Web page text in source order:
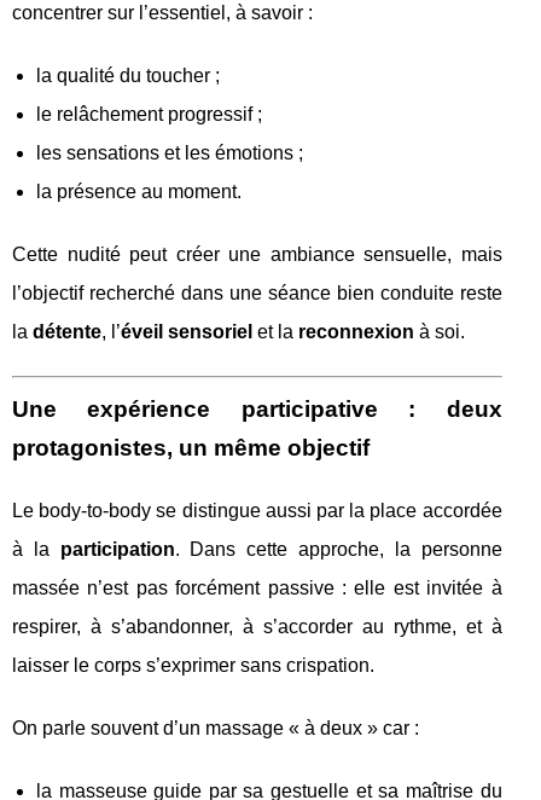
concentrer sur l’essentiel, à savoir :
la qualité du toucher ;
le relâchement progressif ;
les sensations et les émotions ;
la présence au moment.
Cette nudité peut créer une ambiance sensuelle, mais
l’objectif recherché dans une séance bien conduite reste
la détente, l’éveil sensoriel et la reconnexion à soi.
Une expérience participative : deux
protagonistes, un même objectif
Le body-to-body se distingue aussi par la place accordée
à la participation. Dans cette approche, la personne
massée n’est pas forcément passive : elle est invitée à
respirer, à s’abandonner, à s’accorder au rythme, et à
laisser le corps s’exprimer sans crispation.
On parle souvent d’un massage « à deux » car :
la masseuse guide par sa gestuelle et sa maîtrise du